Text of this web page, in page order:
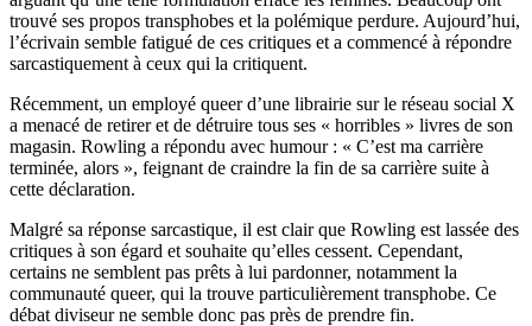
trouvé ses propos transphobes et la polémique perdure. Aujourd’hui,
l’écrivain semble fatigué de ces critiques et a commencé à répondre
sarcastiquement à ceux qui la critiquent.
Récemment, un employé queer d’une librairie sur le réseau social X
a menacé de retirer et de détruire tous ses « horribles » livres de son
magasin. Rowling a répondu avec humour : « C’est ma carrière
terminée, alors », feignant de craindre la fin de sa carrière suite à
cette déclaration.
Malgré sa réponse sarcastique, il est clair que Rowling est lassée des
critiques à son égard et souhaite qu’elles cessent. Cependant,
certains ne semblent pas prêts à lui pardonner, notamment la
communauté queer, qui la trouve particulièrement transphobe. Ce
débat diviseur ne semble donc pas près de prendre fin.